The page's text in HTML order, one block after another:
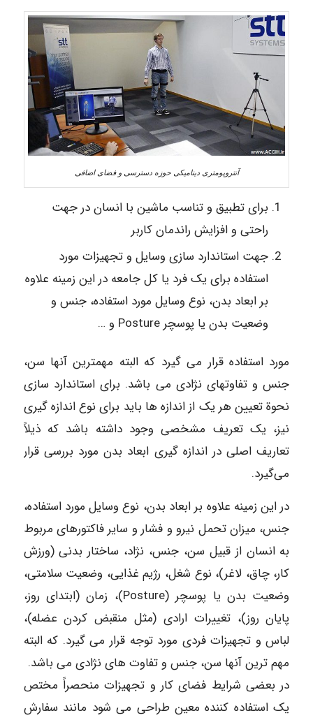
آنتروپومتری دینامیکی حوزه دسترسی و فضای اضافی
برای تطبیق و تناسب ماشین با انسان در جهت
راحتی و افزایش راندمان کاربر
جهت استاندارد سازی وسایل و تجهیزات مورد
استفاده برای یک فرد یا کل جامعه در این زمینه علاوه
بر ابعاد بدن، نوع وسایل مورد استفاده، جنس و
وضعیت بدن یا پوسچر Posture و …
مورد استفاده قرار می گیرد که البته مهمترین آنها سن‌،
جنس و تفاوتهای نژادی می باشد. برای استاندارد سازی
نحوة تعیین هر یک از اندازه ها باید برای نوع اندازه گیری
نیز، یک تعریف مشخصی وجود داشته باشد که ذیلاً
تعاریف اصلی در اندازه گیری ابعاد بدن مورد بررسی قرار
می‌گیرد.
در این زمینه علاوه بر ابعاد بدن، نوع وسایل مورد استفاده،
جنس، میزان تحمل نیرو و فشار و سایر فاکتورهای مربوط
به انسان از قبیل سن، جنس، نژاد، ساختار بدنی (ورزش
کار، چاق، لاغر)، نوع شغل، رژیم غذایی، وضعیت سلامتی،
وضعیت بدن یا پوسچر (Posture)، زمان (ابتدای روز،
پایان روز)، تغییرات ارادی (مثل منقبض کردن عضله)،
لباس و تجهیزات فردی مورد توجه قرار می گیرد. که البته
مهم ترین آنها سن، جنس و تفاوت های نژادی می باشد.
در بعضی شرایط فضای کار و تجهیزات منحصراً مختص
یک استفاده کننده معین طراحی می شود مانند سفارش